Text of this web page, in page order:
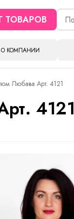
ТОВАРОВ
О КОМПАНИИ
Любава Арт. 4121
4121